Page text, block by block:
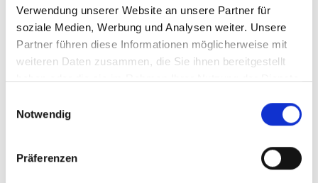
Verwendung unserer Website an unsere Partner für
soziale Medien, Werbung und Analysen weiter. Unsere
Partner führen diese Informationen möglicherweise mit
weiteren Daten zusammen, die Sie ihnen bereitgestellt
haben oder die sie im Rahmen Ihrer Nutzung der Dienste
Notwendig
Präferenzen
München / Milbertshofen-Am Hart Zirndorf Germering
Sauerlach / Grafing Gilching München / Trudering
Taufkirchen Garching Puschendorf Ammerndorf Fürth
Schwarzenbruck Freystadt Dachau
München-Lerchenau
Oberding Gauting Erlangen Putzbrunn Ingolstadt
Haar
Gräfelfing
Wohnungverkauf Fürth